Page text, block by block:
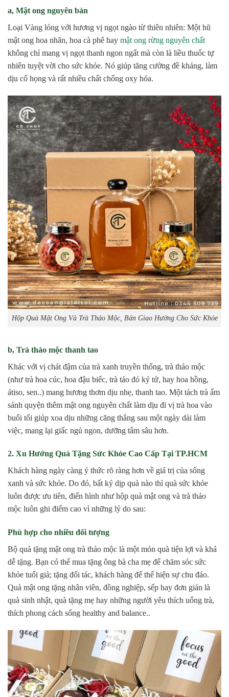
a, Mật ong nguyên bản
Loại Vàng lỏng với hương vị ngọt ngào từ thiên nhiên: Một hũ
mật ong hoa nhãn, hoa cà phê hay mật ong rừng nguyên chất
không chỉ mang vị ngọt thanh ngon ngất mà còn là liều thuốc tự
nhiên tuyệt vời cho sức khỏe. Nó giúp tăng cường đề kháng, làm
dịu cổ họng và rất nhiều chất chống oxy hóa.
Hộp Quà Mật Ong Và Trà Thảo Mộc, Bản Giao Hưởng Cho Sức Khỏe
b, Trà thảo mộc thanh tao
Khác với vị chát đậm của trà xanh truyền thống, trà thảo mộc
(như trà hoa cúc, hoa đậu biếc, trà táo đỏ kỷ tử, hay hoa hồng,
átiso, sen..) mang hương thơm dịu nhẹ, thanh tao. Một tách trà ấm
sánh quyện thêm mật ong nguyên chất làm dịu đi vị trà hoa vào
buổi tối giúp xoa dịu những căng thẳng sau một ngày dài làm
việc, mang lại giấc ngủ ngon, dưỡng tâm sâu hơn.
2. Xu Hướng Quà Tặng Sức Khỏe Cao Cấp Tại TP.HCM
Khách hàng ngày càng ý thức rõ ràng hơn về giá trị của sống
xanh và sức khỏe. Do đó, bất ký dịp quà nào thì quà sức khỏe
luôn được ưu tiên, điển hình như hộp quà mật ong và trà thảo
mộc luôn ghi điểm cao vì những lý do sau:
Phù hợp cho nhiều đối tượng
Bộ quà tặng mật ong trà thảo mộc là một món quà tiện lợi và khá
dễ tặng. Bạn có thể mua tặng ông bà cha mẹ để chăm sóc sức
khỏe tuổi già; tặng đối tác, khách hàng để thể hiện sự chu đáo.
Quà mật ong tặng nhân viên, đồng nghiệp, sếp hay đơn giản là
quà sinh nhật, quà tặng mẹ hay những người yêu thích uống trà,
thích phong cách sống healthy and balance..